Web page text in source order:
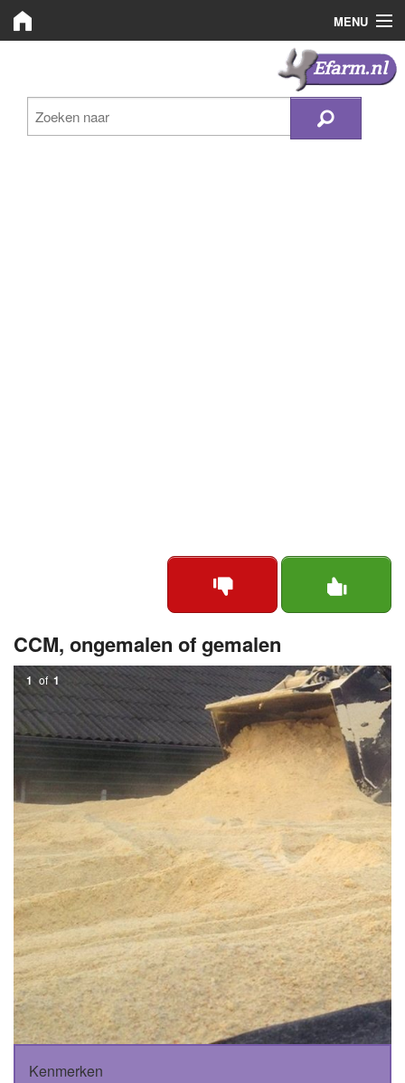
MENU
Zoeken
Efarm.nl
CCM, ongemalen of gemalen
1 of 1
Kenmerken